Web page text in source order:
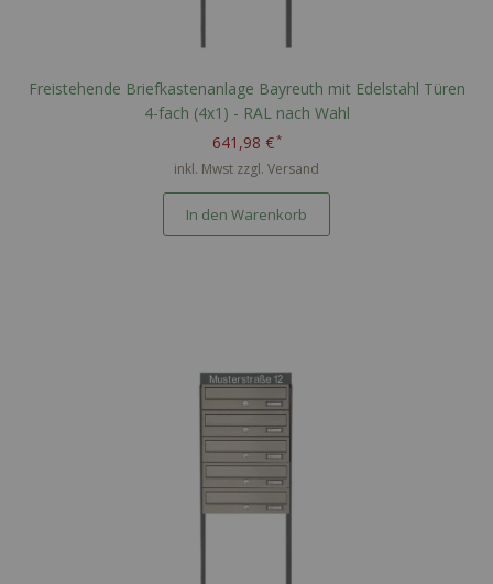
Freistehende Briefkastenanlage Bayreuth mit Edelstahl Türen
4-fach (4x1) - RAL nach Wahl
641,98 €
inkl. Mwst zzgl. Versand
In den Warenkorb